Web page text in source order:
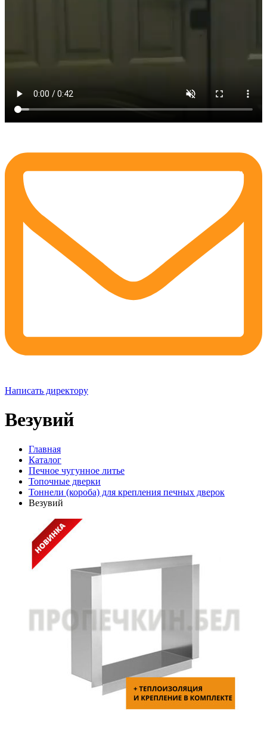
Написать директору
Везувий
Главная
Каталог
Печное чугунное литье
Топочные дверки
Тоннели (короба) для крепления печных дверок
Везувий